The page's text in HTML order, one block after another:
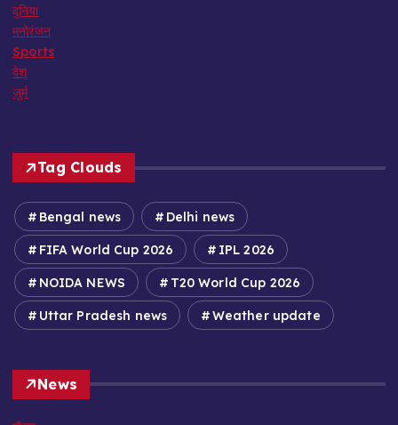
दुनिया
मनोरंजन
Sports
देश
जुर्म
Tag Clouds
Bengal news Delhi news
FIFA World Cup 2026 IPL 2026
NOIDA NEWS T20 World Cup 2026
Uttar Pradesh news Weather update
News